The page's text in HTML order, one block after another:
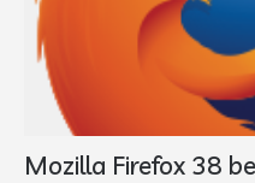
Mozilla Firefox 38